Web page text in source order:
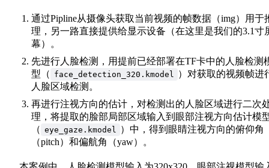
通过Pipline从摄像头获取当前视频的帧数据（img）用于
理，另一路直接提供给显示设备（在这里是我们的3.1寸
幕）。
先进行人脸检测，用提前已经部署在TF卡中的人脸检测
型（ face_detection_320.kmodel ）对获取的视频帧进
人脸区域检测。
再进行注视方向的估计，对检测出的人脸区域进行二次
理，将提取的脸部局部区域输入到眼部注视方向估计模
（ eye_gaze.kmodel ）中，得到眼睛注视方向的俯仰角
（pitch）和偏航角（yaw）。